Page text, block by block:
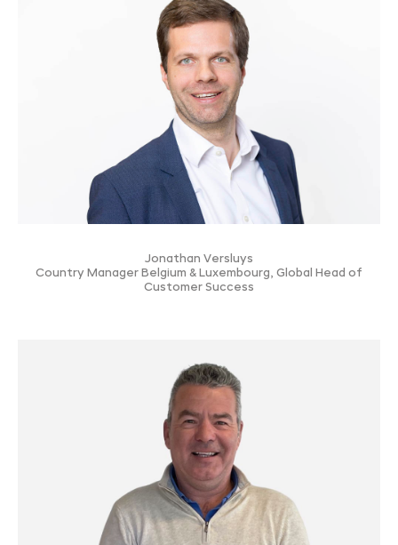
Jonathan Versluys
Country Manager Belgium & Luxembourg, Global Head of
Customer Success